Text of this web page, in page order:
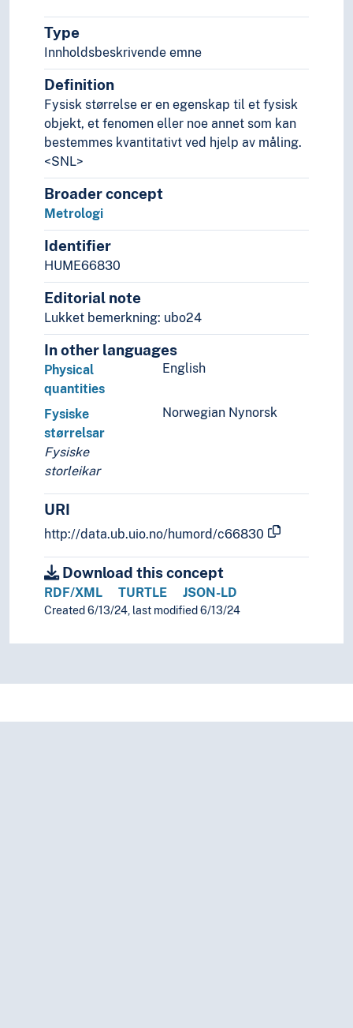
Type
Innholdsbeskrivende emne
Definition
Fysisk størrelse er en egenskap til et fysisk
objekt, et fenomen eller noe annet som kan
bestemmes kvantitativt ved hjelp av måling.
<SNL>
Broader concept
Metrologi
Identifier
HUME66830
Editorial note
Lukket bemerkning: ubo24
In other languages
English
Physical
quantities
Norwegian Nynorsk
Fysiske
størrelsar
Fysiske
storleikar
URI
http://data.ub.uio.no/humord/c66830
Download this concept
RDF/XML TURTLE JSON-LD
Created 6/13/24, last modified 6/13/24